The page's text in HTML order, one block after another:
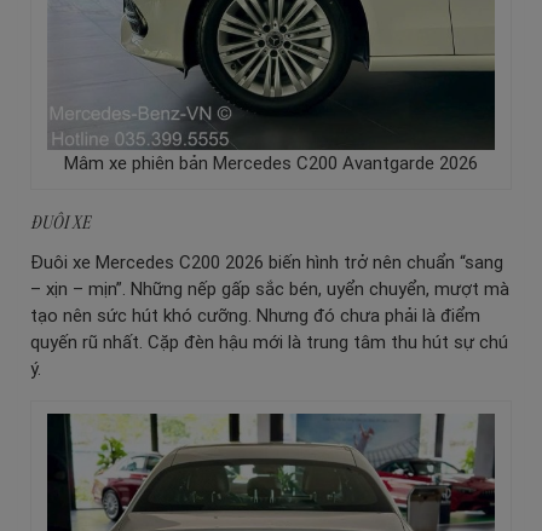
Mâm xe phiên bản Mercedes C200 Avantgarde 2026
ĐUÔI XE
Đuôi xe Mercedes C200 2026 biến hình trở nên chuẩn “sang
– xịn – mịn”. Những nếp gấp sắc bén, uyển chuyển, mượt mà
tạo nên sức hút khó cưỡng. Nhưng đó chưa phải là điểm
quyến rũ nhất. Cặp đèn hậu mới là trung tâm thu hút sự chú
ý.